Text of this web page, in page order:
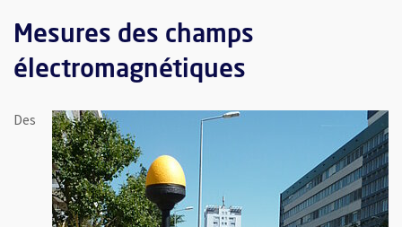
Mesures des champs
électromagnétiques
Des